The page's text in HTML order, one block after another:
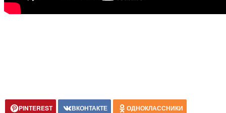
PINTEREST ВКОНТАКТЕ ОДНОКЛАССНИКИ